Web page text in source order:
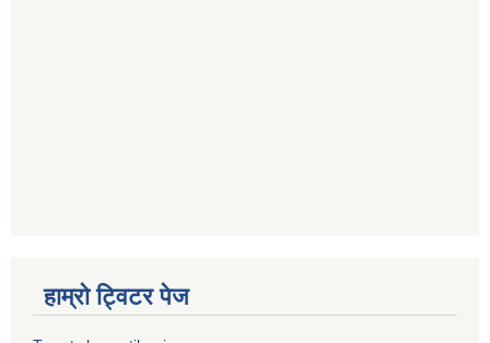
हाम्राे ट्विटर पेज